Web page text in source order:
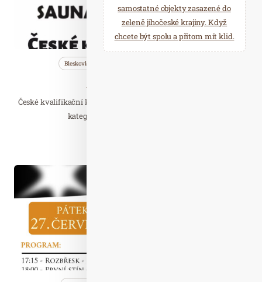
Bleskovky
České kvalifikační kolo Sauna Herbal Cup 2023 přinese soutěže v
kategoriích Relax Herbal Aufguss a…
samostatné objekty zasazené do
zeleně jihočeské krajiny. Když
chcete být spolu a přitom mít klid.